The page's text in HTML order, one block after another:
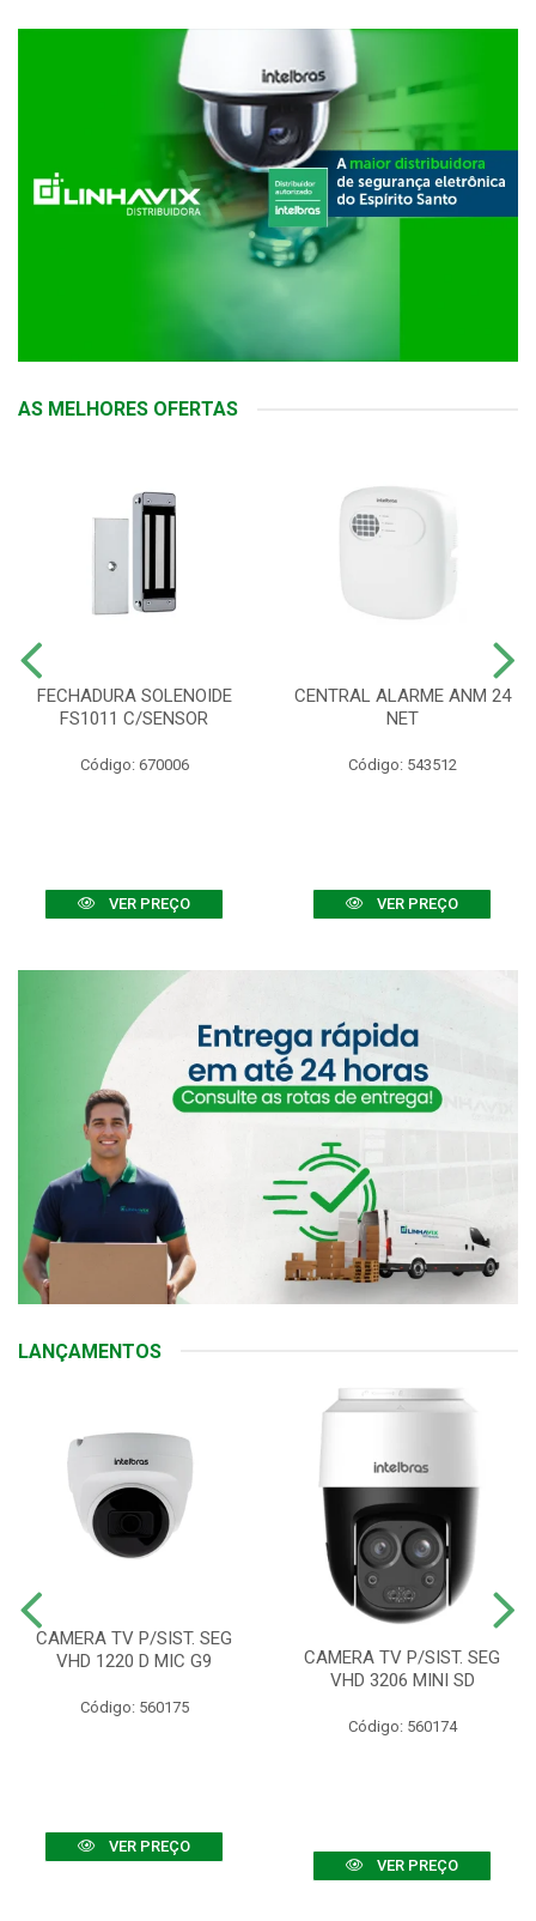
AS MELHORES OFERTAS
FECHADURA SOLENOIDE
FS1011 C/SENSOR
Código: 670006
VER PREÇO
CENTRAL ALARME ANM 24
NET
Código: 543512
VER PREÇO
LANÇAMENTOS
CAMERA TV P/SIST. SEG
VHD 1220 D MIC G9
Código: 560175
VER PREÇO
CAMERA TV P/SIST. SEG
VHD 3206 MINI SD
Código: 560174
VER PREÇO